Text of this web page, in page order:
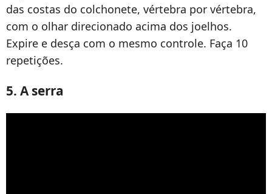
das costas do colchonete, vértebra por vértebra,
com o olhar direcionado acima dos joelhos.
Expire e desça com o mesmo controle. Faça 10
repetições.
5. A serra